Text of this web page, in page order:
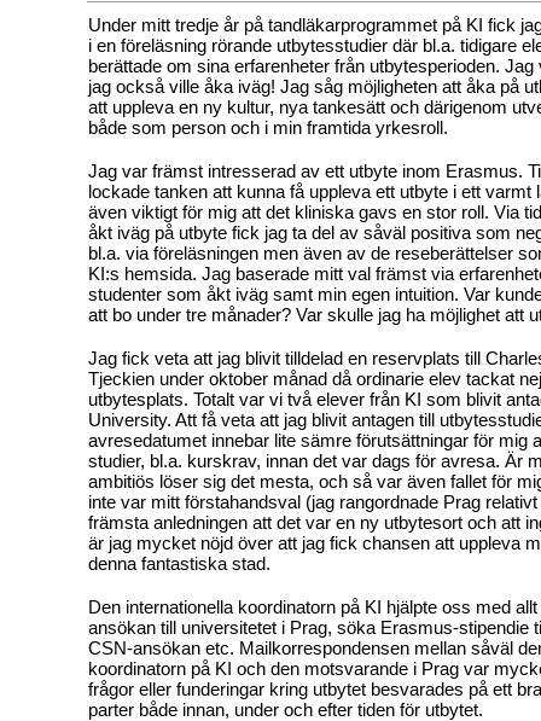
Under mitt tredje år på tandläkarprogrammet på KI fick
i en föreläsning rörande utbytesstudier där bl.a. tidigare
berättade om sina erfarenheter från utbytesperioden.
jag också ville åka iväg! Jag såg möjligheten att åka på
att uppleva en ny kultur, nya tankesätt och därigenom
både som person och i min framtida yrkesroll.
Jag var främst intresserad av ett utbyte inom Erasmus.
lockade tanken att kunna få uppleva ett utbyte i ett varmt
även viktigt för mig att det kliniska gavs en stor roll. Via
åkt iväg på utbyte fick jag ta del av såväl positiva som
bl.a. via föreläsningen men även av de reseberättelser
KI:s hemsida. Jag baserade mitt val främst via
studenter som åkt iväg samt min egen intuition. Var
att bo under tre månader? Var skulle jag ha möjlighet att
Jag fick veta att jag blivit tilldelad en reservplats till
Tjeckien under oktober månad då ordinarie elev tackat
utbytesplats. Totalt var vi två elever från KI som blivit
University. Att få veta att jag blivit antagen till
avresedatumet innebar lite sämre förutsättningar för mig
studier, bl.a. kurskrav, innan det var dags för avresa. Är
ambitiös löser sig det mesta, och så var även fallet för
inte var mitt förstahandsval (jag rangordnade Prag
främsta anledningen att det var en ny utbytesort och att
är jag mycket nöjd över att jag fick chansen att uppleva
denna fantastiska stad.
Den internationella koordinatorn på KI hjälpte oss med
ansökan till universitetet i Prag, söka Erasmus-stipendie
CSN-ansökan etc. Mailkorrespondensen mellan såväl
koordinatorn på KI och den motsvarande i Prag var
frågor eller funderingar kring utbytet besvarades på ett
parter både innan, under och efter tiden för utbytet.